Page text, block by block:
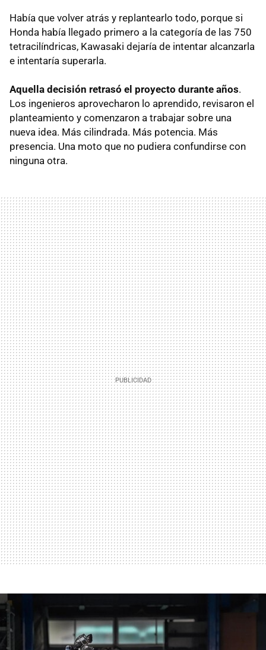
Había que volver atrás y replantearlo todo, porque si
Honda había llegado primero a la categoría de las 750
tetracilíndricas, Kawasaki dejaría de intentar alcanzarla
e intentaría superarla.
Aquella decisión retrasó el proyecto durante años.
Los ingenieros aprovecharon lo aprendido, revisaron el
planteamiento y comenzaron a trabajar sobre una
nueva idea. Más cilindrada. Más potencia. Más
presencia. Una moto que no pudiera confundirse con
ninguna otra.